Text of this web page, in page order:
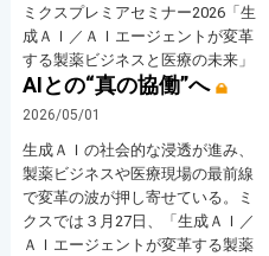
ミクスプレミアセミナー2026「生
成ＡＩ／ＡＩエージェントが変革
する製薬ビジネスと医療の未来」
AIとの“真の協働”へ
2026/05/01
生成ＡＩの社会的な浸透が進み、
製薬ビジネスや医療現場の最前線
で変革の波が押し寄せている。ミ
クスでは３月27日、「生成ＡＩ／
ＡＩエージェントが変革する製薬